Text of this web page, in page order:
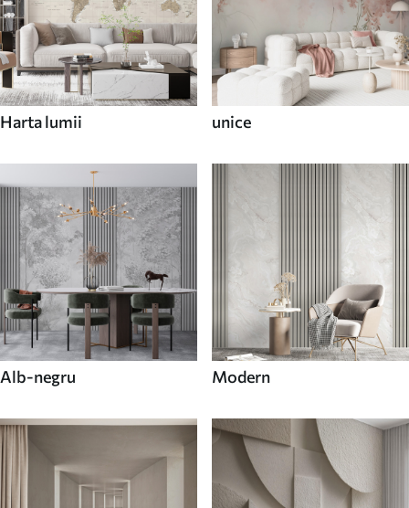
Harta lumii unice
Alb-negru Modern